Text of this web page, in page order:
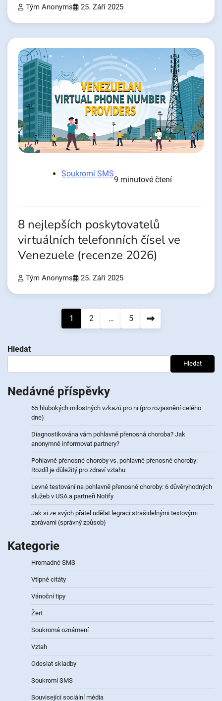
Tým Anonyms 25. Září 2025
Soukromí SMS
9 minutové čtení
8 nejlepších poskytovatelů
virtuálních telefonních čísel ve
Venezuele (recenze 2026)
Tým Anonyms 25. Září 2025
příspěvky
1 2 … 5
Hledat
Hledat
Nedávné příspěvky
65 hlubokých milostných vzkazů pro ni (pro rozjasnění celého
dne)
Diagnostikována vám pohlavně přenosná choroba? Jak
anonymně informovat partnery?
Pohlavně přenosné choroby vs. pohlavně přenosné choroby:
Rozdíl je důležitý pro zdraví vztahu
Levné testování na pohlavně přenosné choroby: 6 důvěryhodných
služeb v USA a partneři Notify
Jak si ze svých přátel udělat legraci strašidelnými textovými
zprávami (správný způsob)
Kategorie
Hromadné SMS
Vtipné citáty
Vánoční tipy
Žert
Soukromá oznámení
Vztah
Odeslat skladby
Soukromí SMS
Související sociální média